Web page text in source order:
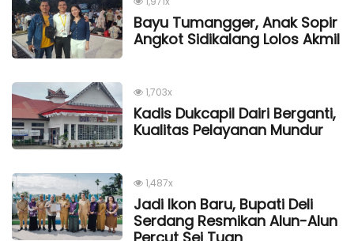
Bayu Tumangger, Anak Sopir
Angkot Sidikalang Lolos Akmil
1,703x
Kadis Dukcapil Dairi Berganti,
Kualitas Pelayanan Mundur
1,487x
Jadi Ikon Baru, Bupati Deli
Serdang Resmikan Alun-Alun